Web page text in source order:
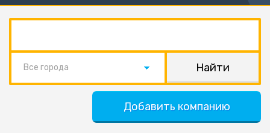
Все города
Добавить компанию